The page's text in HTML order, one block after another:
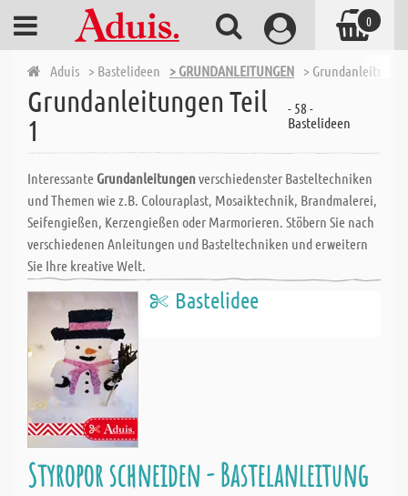
Aduis > Bastelideen > GRUNDANLEITUNGEN >
Grundanleitungen Teil
1
- 58 -
Bastelideen
Interessante Grundanleitungenverschiedenster Basteltechniken
und Themen wie z.B. Colouraplast, Mosaiktechnik, Brandmalerei,
Seifengießen, Kerzengießen oder Marmorieren. Stöbern Sie nach
verschiedenen Anleitungen und Basteltechniken und erweitern
Sie Ihre kreative Welt.
Bastelidee
Styropor schneiden - Bastelanleitung
0